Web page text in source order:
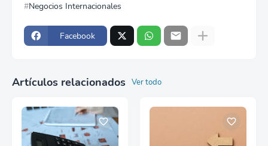
Negocios Internacionales
Facebook
Artículos relacionados Ver todo